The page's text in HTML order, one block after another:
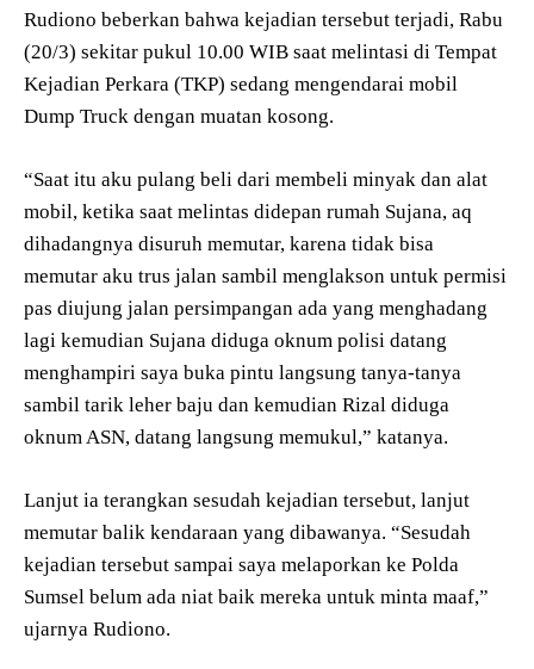
Rudiono beberkan bahwa kejadian tersebut terjadi, Rabu
(20/3) sekitar pukul 10.00 WIB saat melintasi di Tempat
Kejadian Perkara (TKP) sedang mengendarai mobil
Dump Truck dengan muatan kosong.
“Saat itu aku pulang beli dari membeli minyak dan alat
mobil, ketika saat melintas didepan rumah Sujana, aq
dihadangnya disuruh memutar, karena tidak bisa
memutar aku trus jalan sambil menglakson untuk permisi
pas diujung jalan persimpangan ada yang menghadang
lagi kemudian Sujana diduga oknum polisi datang
menghampiri saya buka pintu langsung tanya-tanya
sambil tarik leher baju dan kemudian Rizal diduga
oknum ASN, datang langsung memukul,” katanya.
Lanjut ia terangkan sesudah kejadian tersebut, lanjut
memutar balik kendaraan yang dibawanya. “Sesudah
kejadian tersebut sampai saya melaporkan ke Polda
Sumsel belum ada niat baik mereka untuk minta maaf,”
ujarnya Rudiono.